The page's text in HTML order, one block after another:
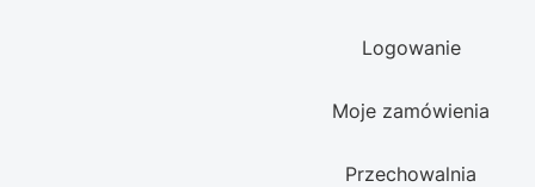
Logowanie
Moje zamówienia
Przechowalnia